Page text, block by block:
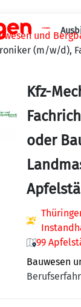
und
(m/w/d),
Kfz-
oder
99
Bauwesen